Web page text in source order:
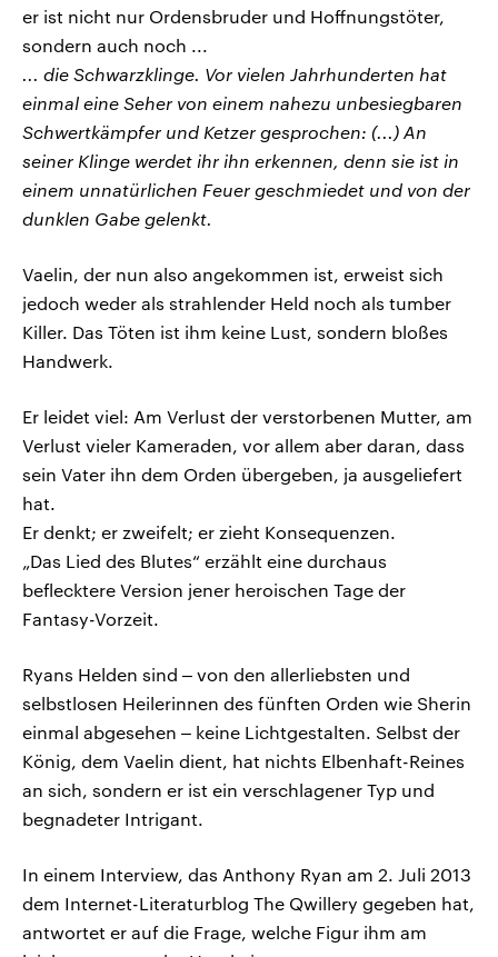
er ist nicht nur Ordensbruder und Hoffnungstöter,
sondern auch noch ...
... die Schwarzklinge. Vor vielen Jahrhunderten hat
einmal eine Seher von einem nahezu unbesiegbaren
Schwertkämpfer und Ketzer gesprochen: (...) An
seiner Klinge werdet ihr ihn erkennen, denn sie ist in
einem unnatürlichen Feuer geschmiedet und von der
dunklen Gabe gelenkt.
Vaelin, der nun also angekommen ist, erweist sich
jedoch weder als strahlender Held noch als tumber
Killer. Das Töten ist ihm keine Lust, sondern bloßes
Handwerk.
Er leidet viel: Am Verlust der verstorbenen Mutter, am
Verlust vieler Kameraden, vor allem aber daran, dass
sein Vater ihn dem Orden übergeben, ja ausgeliefert
hat.
Er denkt; er zweifelt; er zieht Konsequenzen.
„Das Lied des Blutes“ erzählt eine durchaus
beflecktere Version jener heroischen Tage der
Fantasy-Vorzeit.
Ryans Helden sind ‒ von den allerliebsten und
selbstlosen Heilerinnen des fünften Orden wie Sherin
einmal abgesehen ‒ keine Lichtgestalten. Selbst der
König, dem Vaelin dient, hat nichts Elbenhaft-Reines
an sich, sondern er ist ein verschlagener Typ und
begnadeter Intrigant.
In einem Interview, das Anthony Ryan am 2. Juli 2013
dem Internet-Literaturblog The Qwillery gegeben hat,
antwortet er auf die Frage, welche Figur ihm am